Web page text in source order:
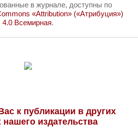
в журнале, доступны по
«Attribution» («Атрибуция»)
4.0 Всемирная.
к публикации в других
издательства